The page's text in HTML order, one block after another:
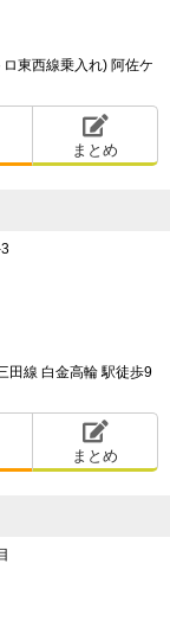
東西線乗入れ) 阿佐ケ
まとめ
田線 白金高輪 駅徒歩9
まとめ